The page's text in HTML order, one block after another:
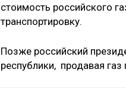
стоимость российского
транспортировку.
Позже российский
республики, продавая